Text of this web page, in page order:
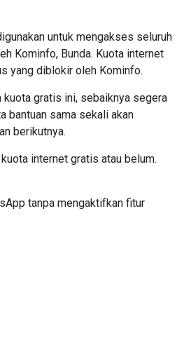
untuk mengakses seluruh
Kominfo, Bunda. Kuota internet
yang diblokir oleh Kominfo.
kuota gratis ini, sebaiknya segera
bantuan sama sekali akan
berikutnya.
internet gratis atau belum.
tanpa mengaktifkan fitur